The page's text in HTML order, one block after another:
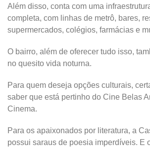
Além disso, conta com uma
completa, com linhas de metrô, bares,
supermercados, colégios, farmácias e
O bairro, além de oferecer tudo isso,
no quesito vida noturna.
Para quem deseja opções culturais,
saber que está pertinho do Cine Belas
Cinema.
Para os apaixonados por literatura, a
possui saraus de poesia imperdíveis. E